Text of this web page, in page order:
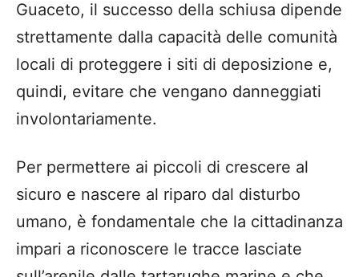
Guaceto, il successo della schiusa dipende
strettamente dalla capacità delle comunità
locali di proteggere i siti di deposizione e,
quindi, evitare che vengano danneggiati
involontariamente.
Per permettere ai piccoli di crescere al
sicuro e nascere al riparo dal disturbo
umano, è fondamentale che la cittadinanza
impari a riconoscere le tracce lasciate